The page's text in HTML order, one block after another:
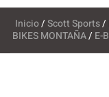
Inicio/Scott Sports/
BIKES MONTAÑA/ E-